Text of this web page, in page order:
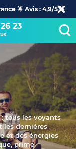
🌟 Avis : 4,9/5 🌟
23
tous les voyants
les dernières
et des énergies
prime